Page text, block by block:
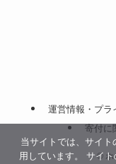
運営情報・プラ
寄付に
© ホ
当サイトでは、サイ
用しています。 サイ